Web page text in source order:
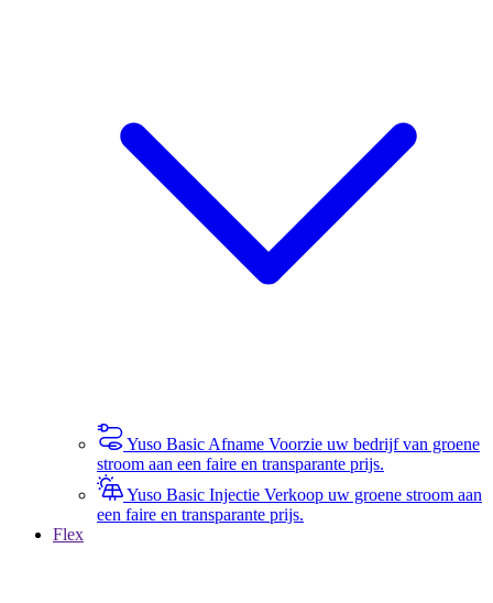
Yuso Basic Afname Voorzie uw bedrijf van groene
stroom aan een faire en transparante prijs.
Yuso Basic Injectie Verkoop uw groene stroom aan
een faire en transparante prijs.
Flex